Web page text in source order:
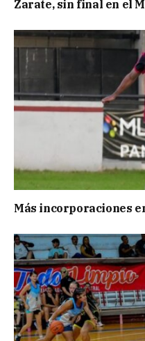
Zarate, sin final en el
Más incorporaciones